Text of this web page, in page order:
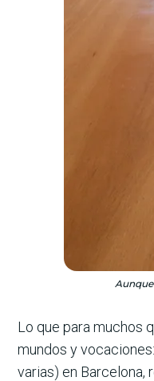
Lo que para muchos
mundos y
varias) en Barcelona,